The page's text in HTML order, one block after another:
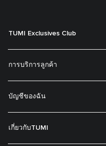
TUMI Exclusives Club
การบริการลูกค้า
บัญชีของฉัน
เกี่ยวกับTUMI